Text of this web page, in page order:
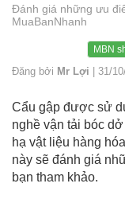
Đánh giá những ưu
MuaBanNhanh
MBN
Đăng bởi Mr Lợi | 31/
Cẩu gập được sử
nghề vận tải bóc
hạ vật liệu hàng
này sẽ đánh giá
bạn tham khảo.